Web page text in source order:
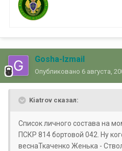
Gosha-Izmail
Опубликовано 6 августа,
Kiatrov сказал:
Список личного состава на
ПСКР 814 бортовой 042. Ну
веснаТкаченко Женька -